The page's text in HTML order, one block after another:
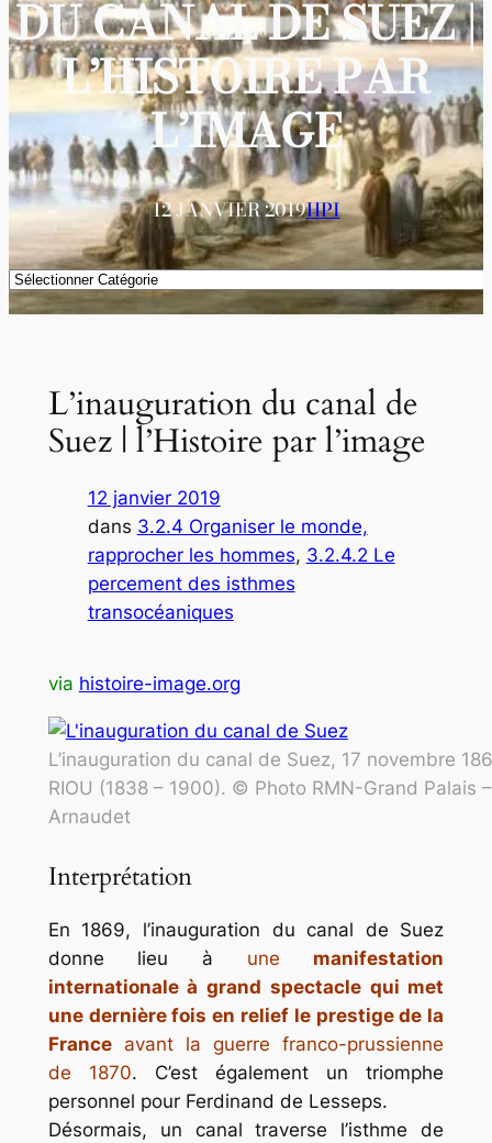
DU CANAL DE SUEZ |
L’HISTOIRE PAR
L’IMAGE
12 JANVIER 2019HPI
Catégories
L’inauguration du canal de
Suez | l’Histoire par l’image
12 janvier 2019
dans 3.2.4 Organiser le monde,
rapprocher les hommes, 3.2.4.2 Le
percement des isthmes
transocéaniques
via histoire-image.org
L’inauguration du canal de Suez, 17 novembre
RIOU (1838 – 1900). © Photo RMN-Grand Palais
Arnaudet
Interprétation
En 1869, l’inauguration du canal de Suez
donne lieu à une manifestation
internationale à grand spectacle qui met
une dernière fois en relief le prestige de la
Franceavant la guerre franco-prussienne
de 1870. C’est également un triomphe
personnel pour Ferdinand de Lesseps.
Désormais, un canal traverse l’isthme de